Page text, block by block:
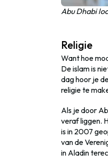
Abu Dhabi
Religie
Want hoe
De islam is
dag hoor je
religie te
Als je door
veraf liggen.
is in 2007
van de
in Aladin